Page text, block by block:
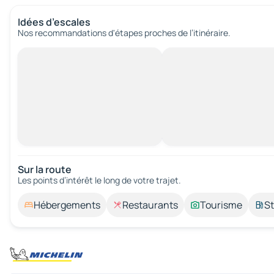
Idées d’escales
Nos recommandations d'étapes proches de l’itinéraire.
Sur la route
Les points d’intérêt le long de votre trajet.
Hébergements Restaurants Tourisme